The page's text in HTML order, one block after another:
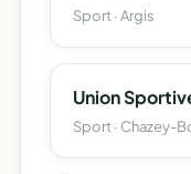
Sport · Argis
Union
Sport · Chazey-